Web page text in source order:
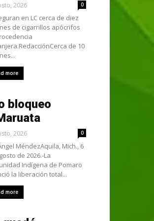
2026 0
en LC cerca de diez
de cigarrillos apócrifos
de 10
more
bloqueo
2026 0
MéndezAquila, Mich., 6
de 2026.-La
Indígena de Pomaro
la liberación total...
more